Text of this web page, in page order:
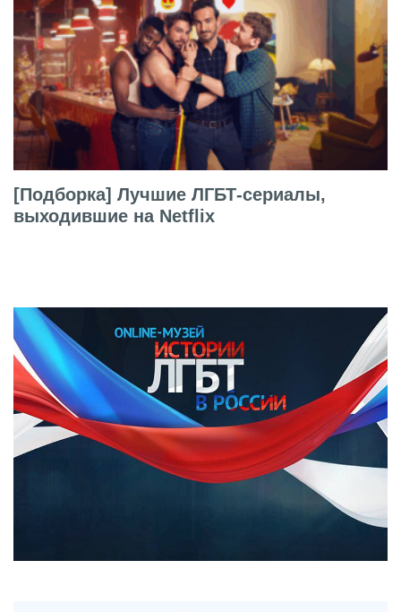
[Подборка] Лучшие ЛГБТ-сериалы,
выходившие на Netflix